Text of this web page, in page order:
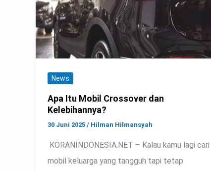
News
Apa Itu Mobil Crossover dan
Kelebihannya?
30 Juni 2025 / Hilman Hilmansyah
KORANINDONESIA.NET – Kalau kamu lagi cari
mobil keluarga yang tangguh tapi tetap